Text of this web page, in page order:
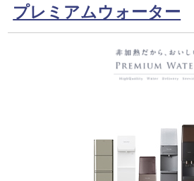
プレミアムウォーター